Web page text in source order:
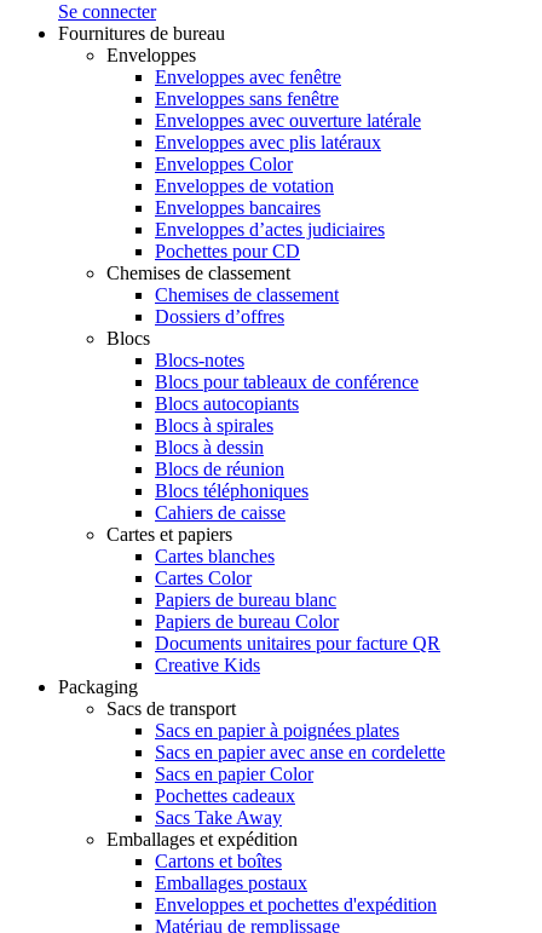
Se connecter
Fournitures de bureau
Enveloppes
Enveloppes avec fenêtre
Enveloppes sans fenêtre
Enveloppes avec ouverture latérale
Enveloppes avec plis latéraux
Enveloppes Color
Enveloppes de votation
Enveloppes bancaires
Enveloppes d’actes judiciaires
Pochettes pour CD
Chemises de classement
Chemises de classement
Dossiers d’offres
Blocs
Blocs-notes
Blocs pour tableaux de conférence
Blocs autocopiants
Blocs à spirales
Blocs à dessin
Blocs de réunion
Blocs téléphoniques
Cahiers de caisse
Cartes et papiers
Cartes blanches
Cartes Color
Papiers de bureau blanc
Papiers de bureau Color
Documents unitaires pour facture QR
Creative Kids
Packaging
Sacs de transport
Sacs en papier à poignées plates
Sacs en papier avec anse en cordelette
Sacs en papier Color
Pochettes cadeaux
Sacs Take Away
Emballages et expédition
Cartons et boîtes
Emballages postaux
Enveloppes et pochettes d'expédition
Matériau de remplissage